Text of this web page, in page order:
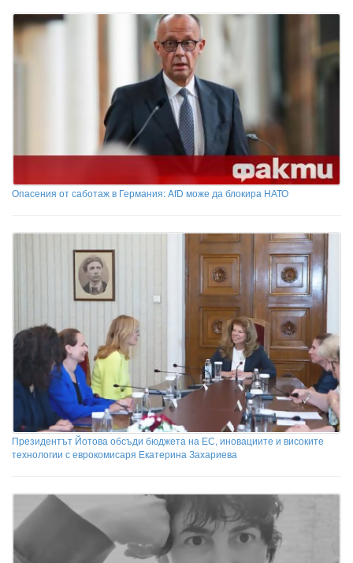
Опасения от саботаж в Германия: AfD може да блокира НАТО
Президентът Йотова обсъди бюджета на ЕС, иновациите и високите
технологии с еврокомисаря Екатерина Захариева